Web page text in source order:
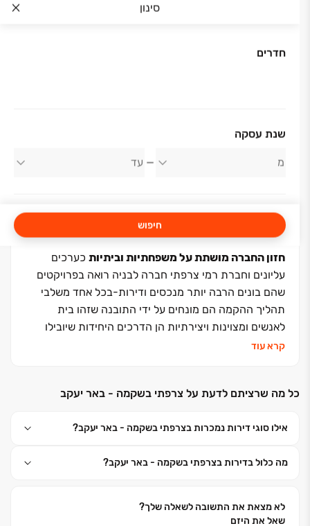
סינון
חדרים
שנת עסקה
חיפוש
אודות החברה
רמי צרפתי
חזון החברה מושתת על משפחתיות וביתיות כערכים
עליונים וחברת רמי צרפתי חברה לבניה רואה בפרויקטים
שהם בונים הרבה יותר מנכסים ודירות-בכל אחד משלבי
תהליך ההקמה הם מונחים על ידי התובנה שזהו בית
לאנשים ומצוינות ויצירתיות הן הדרכים היחידות שיובילו
לכך- מצד אחד תכנון אינדיבידואלי ויוקרתי המתחשב
באמצעות חברת האחות הקבלנית "רגבים" אף היא בבעלות
עמידה קפדנית בלוחות זמנים, משמעת עבודה נחישות
רמי צרפתי שיטות עבודה מתקדמות ושימוש בחומרי הגלם
האיכותיים ביותר ההופכים את הפרויקטים מבית היוצר
קרא עוד
כל מה שרציתם לדעת על צרפתי בשקמה - באר יעקב
אילו סוגי דירות נמכרות בצרפתי בשקמה - באר יעקב?
מה כלול בדירות בצרפתי בשקמה - באר יעקב?
לא מצאת את התשובה לשאלה שלך?
שאל את היזם